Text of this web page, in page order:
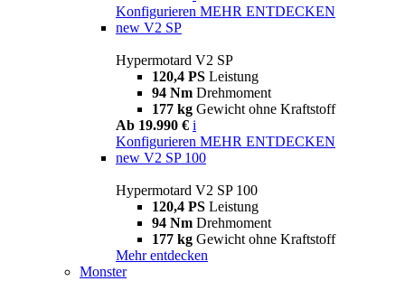
Konfigurieren MEHR ENTDECKEN
new V2 SP
Hypermotard V2 SP
120,4 PS Leistung
94 Nm Drehmoment
177 kg Gewicht ohne Kraftstoff
Ab 19.990 € i
Konfigurieren MEHR ENTDECKEN
new V2 SP 100
Hypermotard V2 SP 100
120,4 PS Leistung
94 Nm Drehmoment
177 kg Gewicht ohne Kraftstoff
Mehr entdecken
Monster